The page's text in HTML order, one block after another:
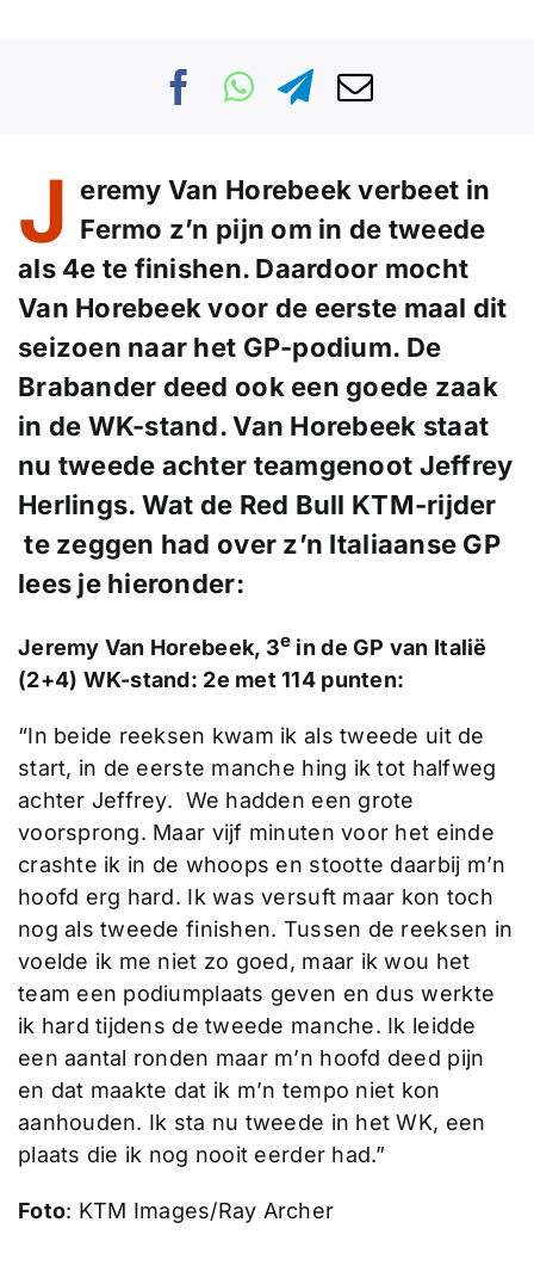
J eremy Van Horebeek verbeet in
Fermo z’n pijn om in de tweede
als 4e te finishen. Daardoor mocht
Van Horebeek voor de eerste maal dit
seizoen naar het GP-podium. De
Brabander deed ook een goede zaak
in de WK-stand. Van Horebeek staat
nu tweede achter teamgenoot Jeffrey
Herlings. Wat de Red Bull KTM-rijder
te zeggen had over z’n Italiaanse GP
lees je hieronder:
Jeremy Van Horebeek, 3e in de GP van Italië
(2+4) WK-stand: 2e met 114 punten:
“In beide reeksen kwam ik als tweede uit de
start, in de eerste manche hing ik tot halfweg
achter Jeffrey. We hadden een grote
voorsprong. Maar vijf minuten voor het einde
crashte ik in de whoops en stootte daarbij m’n
hoofd erg hard. Ik was versuft maar kon toch
nog als tweede finishen. Tussen de reeksen in
voelde ik me niet zo goed, maar ik wou het
team een podiumplaats geven en dus werkte
ik hard tijdens de tweede manche. Ik leidde
een aantal ronden maar m’n hoofd deed pijn
en dat maakte dat ik m’n tempo niet kon
aanhouden. Ik sta nu tweede in het WK, een
plaats die ik nog nooit eerder had.”
Foto: KTM Images/Ray Archer